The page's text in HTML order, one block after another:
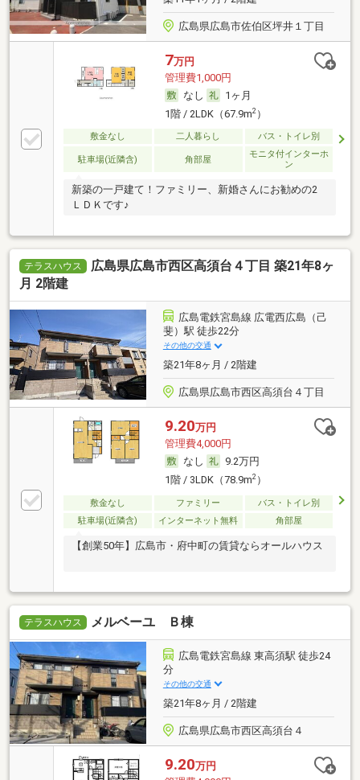
広島県広島市佐伯区坪井１丁目
7万円
管理費1,000円
なし
1ヶ月
1階 / 2LDK（67.9m2）
敷金なし 二人暮らし バス・トイレ別
駐車場(近隣含) 角部屋
モニタ付インターホ
ン
新築の一戸建て！ファミリー、新婚さんにお勧めの2
ＬＤＫです♪
テラスハウス
広島県広島市西区高須台４丁目 築21年8ヶ
月 2階建
広島電鉄宮島線 広電西広島（己
斐）駅 徒歩22分
その他の交通
築21年8ヶ月 / 2階建
広島県広島市西区高須台４丁目
9.20万円
管理費4,000円
なし
9.2万円
1階 / 3LDK（78.9m2）
敷金なし ファミリー
バス・トイレ別
駐車場(近隣含)
インターネット無料 角部屋
【創業50年】広島市・府中町の賃貸ならオールハウス
テラスハウス メルベーユ Ｂ棟
広島電鉄宮島線 東高須駅 徒歩24
分
その他の交通
築21年8ヶ月 / 2階建
広島県広島市西区高須台４
9.20万円